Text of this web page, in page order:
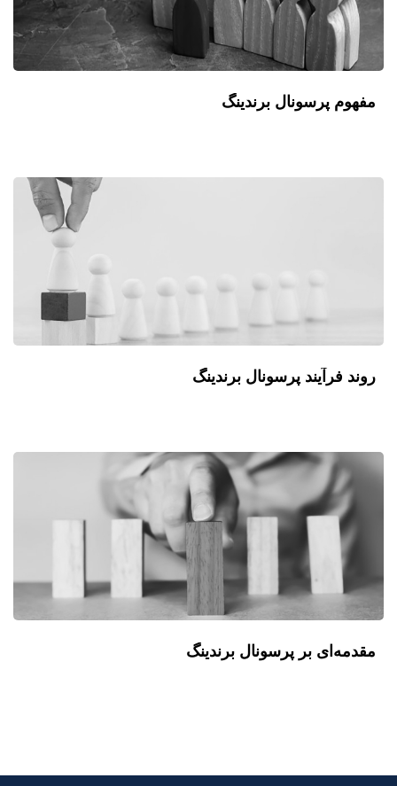
مفهوم پرسونال برندینگ
روند فرآیند پرسونال برندینگ
مقدمه‌ای بر پرسونال برندینگ